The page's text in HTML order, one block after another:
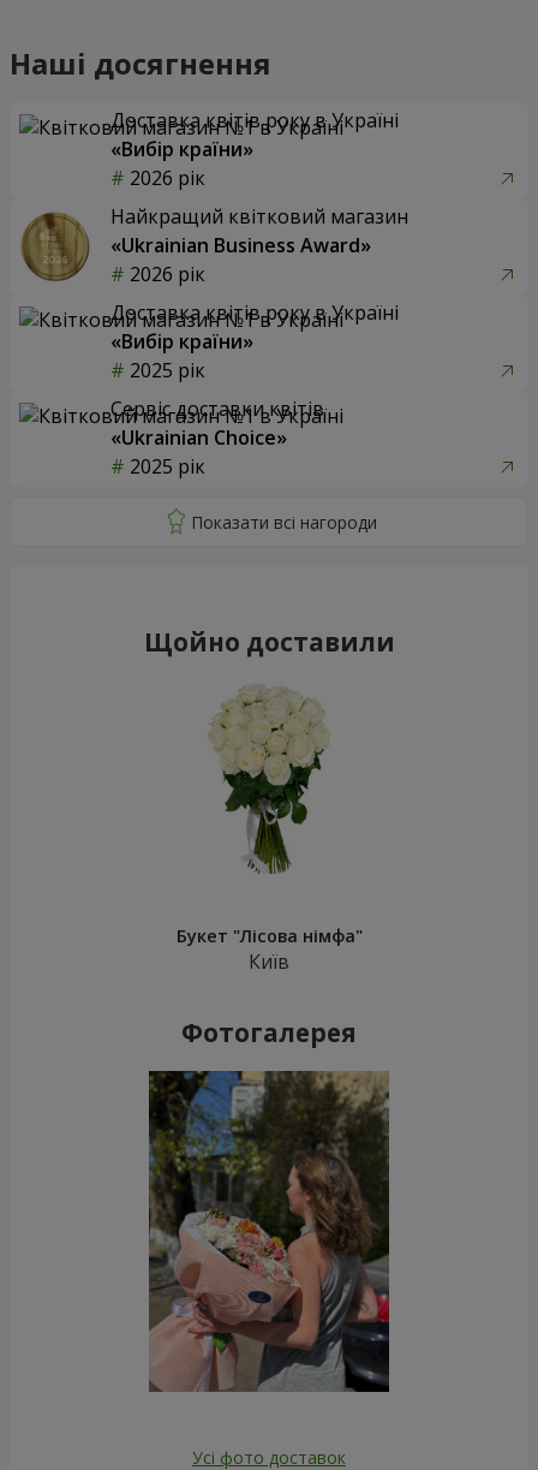
Наші досягнення
Доставка квітів року в Україні
«Вибір країни»
2026 рік
Найкращий квітковий магазин
«Ukrainian Business Award»
2026 рік
Доставка квітів року в Україні
«Вибір країни»
2025 рік
Сервіс доставки квітів
«Ukrainian Choice»
2025 рік
Щойно доставили
Букет "Лісова німфа"
Київ
Фотогалерея
Усі фото доставок